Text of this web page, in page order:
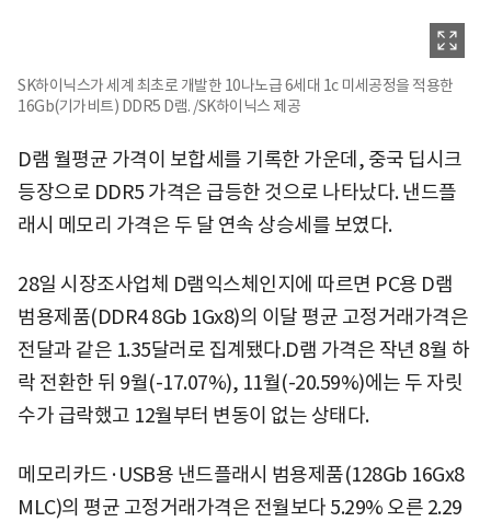
SK하이닉스가 세계 최초로 개발한 10나노급 6세대 1c 미세공정을 적용한
16Gb(기가비트) DDR5 D램. /SK하이닉스 제공
D램 월평균 가격이 보합세를 기록한 가운데, 중국 딥시크
등장으로 DDR5 가격은 급등한 것으로 나타났다. 낸드플
래시 메모리 가격은 두 달 연속 상승세를 보였다.
28일 시장조사업체 D램익스체인지에 따르면 PC용 D램
범용제품(DDR4 8Gb 1Gx8)의 이달 평균 고정거래가격은
전달과 같은 1.35달러로 집계됐다.D램 가격은 작년 8월 하
락 전환한 뒤 9월(-17.07%), 11월(-20.59%)에는 두 자릿
수가 급락했고 12월부터 변동이 없는 상태다.
메모리카드·USB용 낸드플래시 범용제품(128Gb 16Gx8
MLC)의 평균 고정거래가격은 전월보다 5.29% 오른 2.29